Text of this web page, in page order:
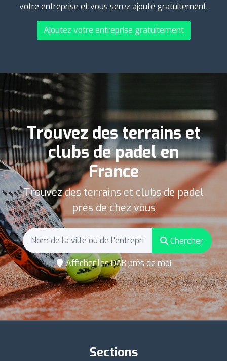
votre entreprise et vous serez ajouté gratuitement.
Ajoutez votre entreprise gratuitement
Trouvez des terrains et
clubs de padel en
France
Trouvez des terrains et clubs de padel
près de chez vous
Chercher
Afficher les DAB près de moi
Sections